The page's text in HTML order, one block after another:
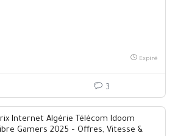
Expiré
3
Internet Algérie Télécom Idoom
Gamers 2025 – Offres, Vitesse &